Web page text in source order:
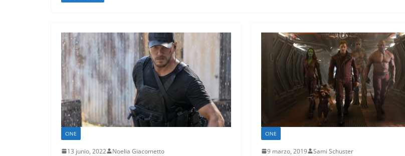
CINE
13 junio, 2022 Noelia Giacometto
CINE
9 marzo, 2019 Sami Schuster